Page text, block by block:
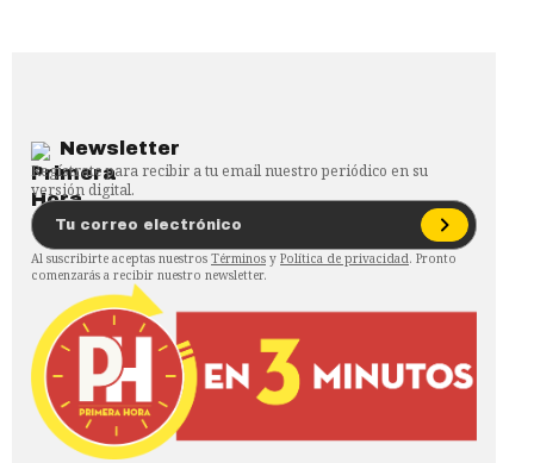
Newsletter
Regístrate para recibir a tu email nuestro periódico en su
versión digital.
Al suscribirte aceptas nuestros Términos y Política de privacidad. Pronto
comenzarás a recibir nuestro newsletter.